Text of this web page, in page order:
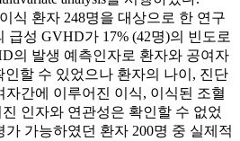
식 환자 248명을 대상으로 한 연구
급성 GVHD가 17% (42명)의 빈도로
의 발생 예측인자로 환자와 공여자
할 수 있었으나 환자의 나이, 진단
자간에 이루어진 이식, 이식된 조혈
인자와 연관성은 확인할 수 없었
가능하였던 환자 200명 중 실제적